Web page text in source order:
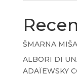
ŠMARNA
ALBORI DI
ADAÏEWSKY